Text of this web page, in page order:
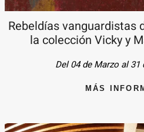
Rebeldías vanguardistas
la colección Vicky y
Del 04 de Marzo al 31
MÁS